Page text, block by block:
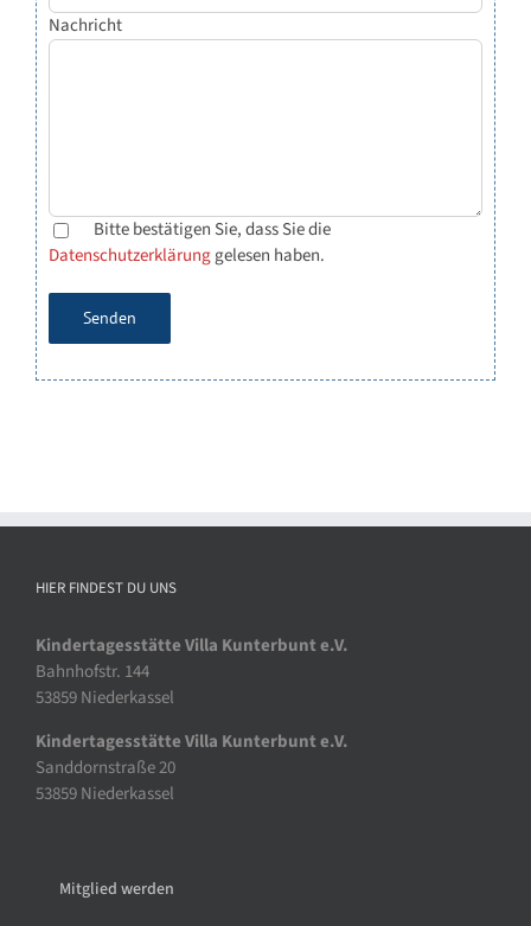
Nachricht
Bitte bestätigen Sie, dass Sie die
Datenschutzerklärunggelesen haben.
HIER FINDEST DU UNS
Kindertagesstätte Villa Kunterbunt e.V.
Bahnhofstr. 144
53859 Niederkassel
Kindertagesstätte Villa Kunterbunt e.V.
Sanddornstraße 20
53859 Niederkassel
Mitglied werden